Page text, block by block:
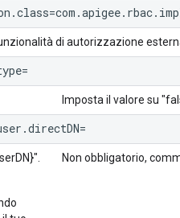
di autorizzazione
Imposta il valore su
Non obbligatorio,